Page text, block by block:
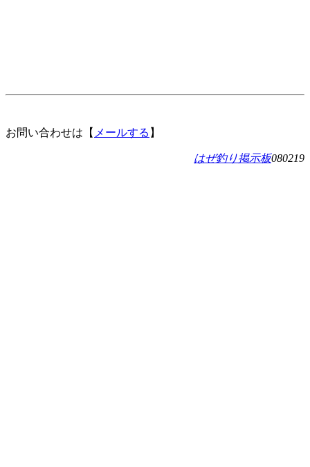
お問い合わせは【 メールする 】
はぜ釣り掲示板080219